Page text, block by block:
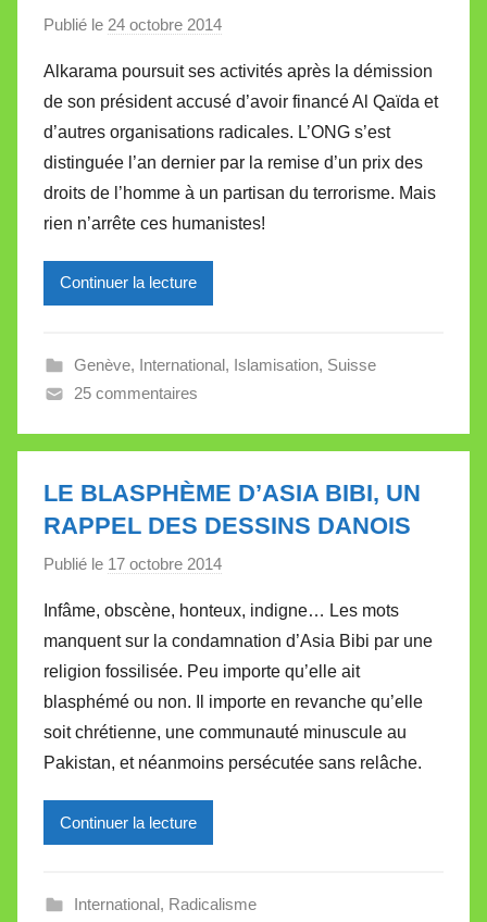
Publié le 24 octobre 2014
r
M
i
r
e
i
a
e
t
e
Alkarama poursuit ses activités après la démission
de son président accusé d’avoir financé Al Qaïda et
d’autres organisations radicales. L’ONG s’est
distinguée l’an dernier par la remise d’un prix des
droits de l’homme à un partisan du terrorisme. Mais
rien n’arrête ces humanistes!
Continuer la lecture
Genève, International, Islamisation, Suisse
25 commentaires
LE BLASPHÈME D’ASIA BIBI, UN
RAPPEL DES DESSINS DANOIS
Publié le 17 octobre 2014
r
M
i
r
e
i
a
Infâme, obscène, honteux, indigne… Les mots
manquent sur la condamnation d’Asia Bibi par une
religion fossilisée. Peu importe qu’elle ait
blasphémé ou non. Il importe en revanche qu’elle
soit chrétienne, une communauté minuscule au
Pakistan, et néanmoins persécutée sans relâche.
Continuer la lecture
International, Radicalisme